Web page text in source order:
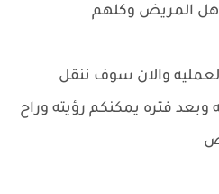
المريض وكلهم
والان سوف ننقل
فتره يمكنكم رؤيته وراح